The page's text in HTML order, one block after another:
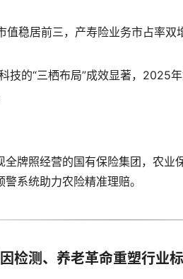
值稳居前三，产寿险业务市占率
技的“三栖布局”成效显著，2025
全牌照经营的国有保险集团，农业
系统助力农险精准理赔。
检测、养老革命重塑行业